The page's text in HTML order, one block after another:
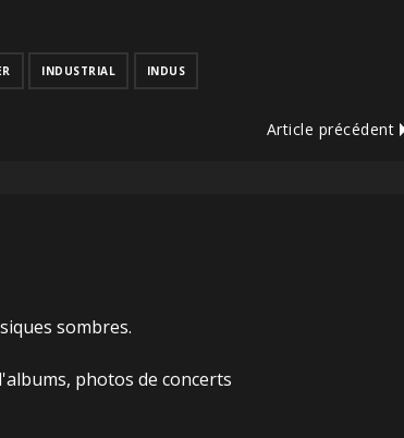
INDUSTRIAL INDUS
Article précédent
sombres.
photos de concerts